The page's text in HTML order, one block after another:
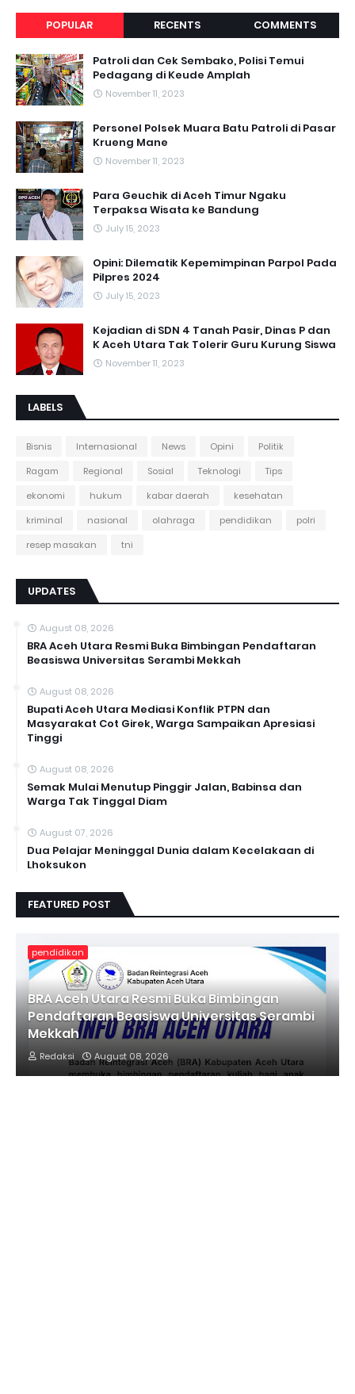
POPULAR RECENTS COMMENTS
Patroli dan Cek Sembako, Polisi Temui
Pedagang di Keude Amplah
November 11, 2023
Personel Polsek Muara Batu Patroli di Pasar
Krueng Mane
November 11, 2023
Para Geuchik di Aceh Timur Ngaku
Terpaksa Wisata ke Bandung
July 15, 2023
Opini: Dilematik Kepemimpinan Parpol Pada
Pilpres 2024
July 15, 2023
Kejadian di SDN 4 Tanah Pasir, Dinas P dan
K Aceh Utara Tak Tolerir Guru Kurung Siswa
November 11, 2023
LABELS
Bisnis Internasional News Opini
Politik
Ragam
Regional Sosial Teknologi
Tips
ekonomi
hukum kabar daerah
kesehatan
kriminal
nasional olahraga pendidikan
polri
resep masakan
tni
UPDATES
August 08, 2026
BRA Aceh Utara Resmi Buka Bimbingan Pendaftaran
Beasiswa Universitas Serambi Mekkah
August 08, 2026
Bupati Aceh Utara Mediasi Konflik PTPN dan
Masyarakat Cot Girek, Warga Sampaikan Apresiasi
Tinggi
August 08, 2026
Semak Mulai Menutup Pinggir Jalan, Babinsa dan
Warga Tak Tinggal Diam
August 07, 2026
Dua Pelajar Meninggal Dunia dalam Kecelakaan di
Lhoksukon
FEATURED POST
pendidikan
BRA Aceh Utara Resmi Buka Bimbingan
Pendaftaran Beasiswa Universitas Serambi
Mekkah
Redaksi August 08, 2026